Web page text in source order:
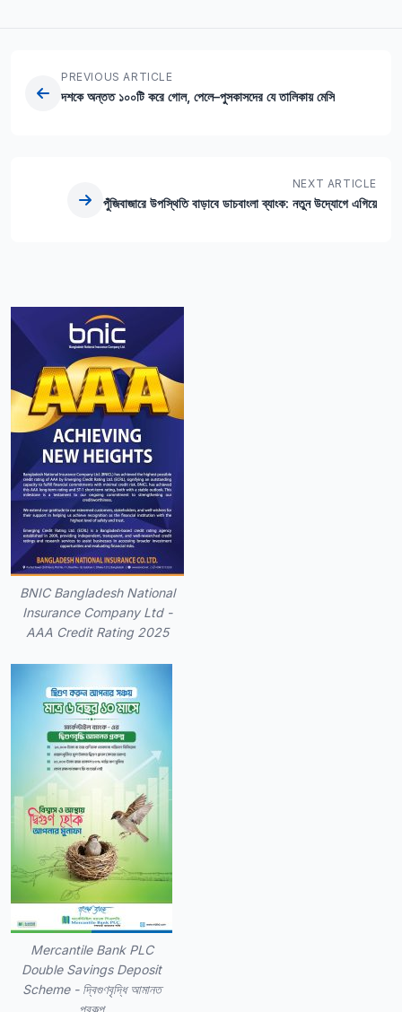
PREVIOUS ARTICLE
দশকে অন্তত ১০০টি করে গোল, পেলে–পুসকাসদের যে তালিকায় মেসি
NEXT ARTICLE
পুঁজিবাজারে উপস্থিতি বাড়াবে ডাচবাংলা ব্যাংক: নতুন উদ্যোগে এগিয়ে
BNIC Bangladesh National
Insurance Company Ltd -
AAA Credit Rating 2025
Mercantile Bank PLC
Double Savings Deposit
Scheme - দ্বিগুণবৃদ্ধি আমানত